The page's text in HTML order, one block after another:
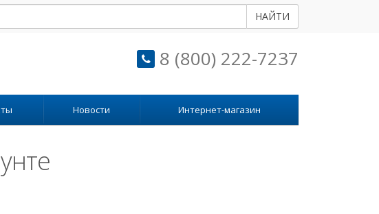
НАЙТИ
8 (800) 222-7237
Новости Интернет-магазин